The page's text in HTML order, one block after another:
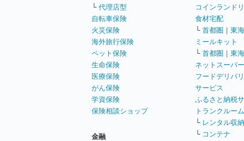
└ 代理店型
自転車保険
火災保険
海外旅行保険
ペット保険
生命保険
医療保険
がん保険
学資保険
保険相談ショップ
金融
コインランド
食材宅配
└ 首都圏 ｜ 東海
ミールキット
└ 首都圏 ｜ 東海
ネットスーパー
フードデリバ
サービス
ふるさと納税
トランクルーム
└ レンタル収
└ コンテナ